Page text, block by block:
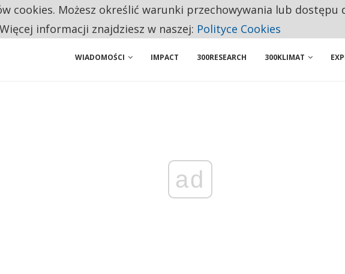
SENIORZY PRZEZNACZAJĄ NA PODSTAWOWE ZAKUPY
WIADOMOŚCI IMPACT 300RESEARCH 300KLIMAT
ad
cookies. Możesz określić warunki przechowywania lub dostępu
informacji znajdziesz w naszej: Polityce Cookies